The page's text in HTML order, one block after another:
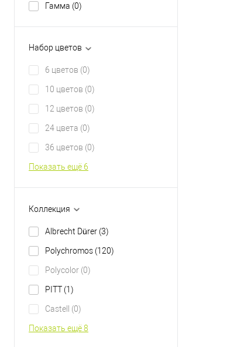
Гамма (0)
Набор цветов
6 цветов (0)
10 цветов (0)
12 цветов (0)
24 цвета (0)
36 цветов (0)
Показать ещё 6
Коллекция
Albrecht Dürer (3)
Polychromos (120)
Polycolor (0)
PITT (1)
Castell (0)
Показать ещё 8